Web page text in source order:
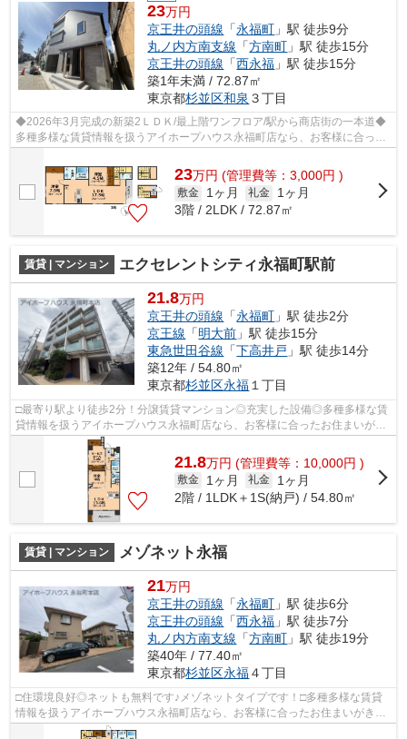
23万円
京王井の頭線 「永福町 」駅 徒歩9分
丸ノ内方南支線 「方南町 」駅 徒歩15分
京王井の頭線 「西永福 」駅 徒歩15分
築1年未満 / 72.87㎡
東京都杉並区和泉 ３丁目
◆2026年3月完成の新築2ＬＤＫ/最上階ワンフロア/駅から商店街の一本道◆
多種多様な賃貸情報を扱うアイホープハウス永福町店なら、お客様に合った
23万円 (管理費等：3,000円 )
敷金 1ヶ月 礼金
1ヶ月
3階 / 2LDK / 72.87㎡
賃貸 | マンション エクセレントシティ永福町駅前
21.8万円
京王井の頭線 「永福町 」駅 徒歩2分
京王線 「明大前 」駅 徒歩15分
東急世田谷線 「下高井戸 」駅 徒歩14分
築12年 / 54.80㎡
東京都杉並区永福１丁目
□最寄り駅より徒歩2分！分譲賃貸マンション◎充実した設備◎多種多様な賃
貸情報を扱うアイホープハウス永福町店なら、お客様に合ったお住まいがき
っと見つかります。お電話03-3327-7774...
21.8万円 (管理費等：10,000円 )
敷金 1ヶ月 礼金
1ヶ月
2階 / 1LDK＋1S(納戸) / 54.80㎡
賃貸 | マンション メゾネット永福
21万円
京王井の頭線 「永福町 」駅 徒歩6分
京王井の頭線 「西永福 」駅 徒歩7分
丸ノ内方南支線 「方南町 」駅 徒歩19分
築40年 / 77.40㎡
東京都杉並区永福４丁目
□住環境良好◎ネットも無料です♪メゾネットタイプです！□多種多様な賃貸
情報を扱うアイホープハウス永福町店なら、お客様に合ったお住まいがきっ
と見つかります。お電話03-3327-7774か...